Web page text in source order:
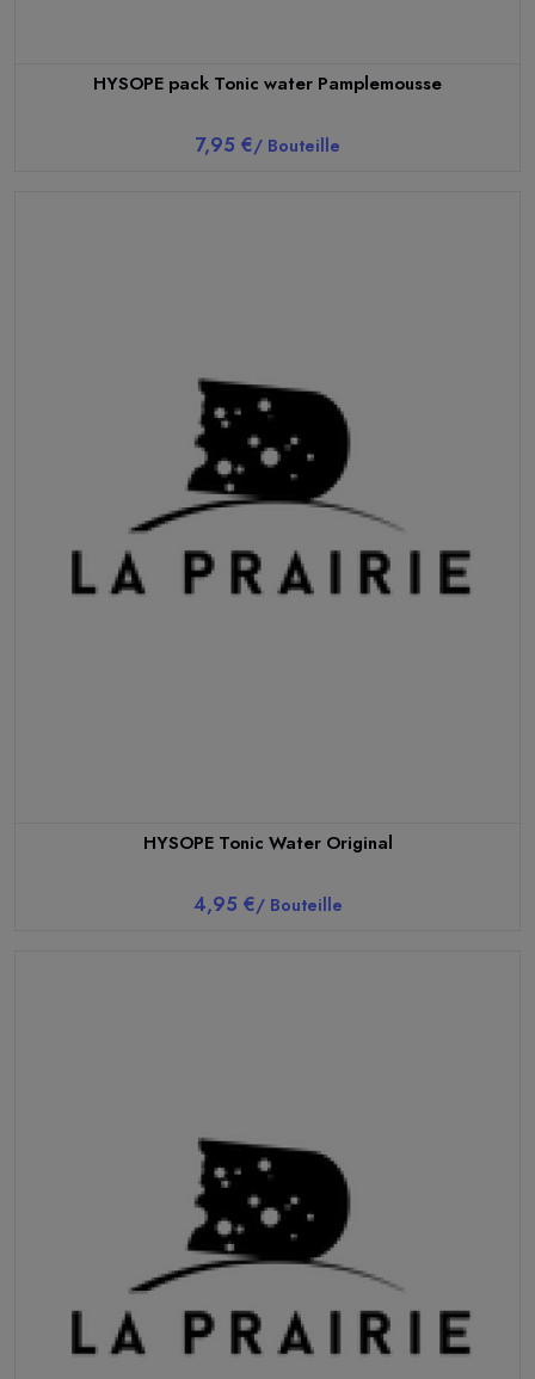
HYSOPE pack Tonic water Pamplemousse
7,95 €/ Bouteille
HYSOPE Tonic Water Original
4,95 €/ Bouteille